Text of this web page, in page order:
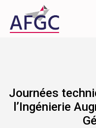
Journées
l’Ingénierie